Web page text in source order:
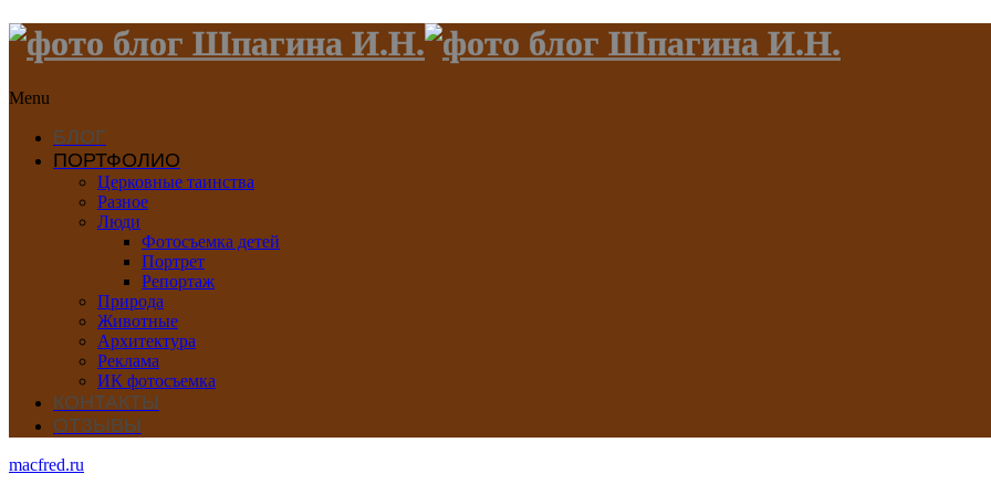
Menu
БЛОГ
ПОРТФОЛИО
Церковные таинства
Разное
Люди
Фотосъемка детей
Портрет
Репортаж
Природа
Животные
Архитектура
Реклама
ИК фотосъемка
КОНТАКТЫ
ОТЗЫВЫ
macfred.ru